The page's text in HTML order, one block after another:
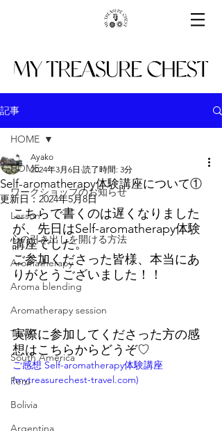
記事
HOME
ワークショップのお知らせ
Lesson
心の引き出しを開ける方法
Aromatherapy
Aroma blending
Aromatherapy session
Travel
South America
Peru
Bolivia
Argentina
HOME
Self-aromatherapy体験講座について①
Ayako
2024年3月6日 読了時間: 3分
更新日： 2024年5月8日
こちらで書くのは遅くなりました
が、先日はSelf-aromatherapy体験
講座でした。
ご参加くださった皆様、本当にあ
りがとうございました！！
実際に参加してくださった方の感
想はこちらからどうぞ♡
ご感想 Self-aromatherapy体験講座
(mytreasurechest-travel.com)